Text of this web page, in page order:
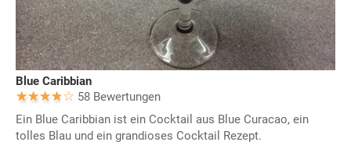
Blue Caribbian
58 Bewertungen
Ein Blue Caribbian ist ein Cocktail aus Blue Curacao, ein
tolles Blau und ein grandioses Cocktail Rezept.